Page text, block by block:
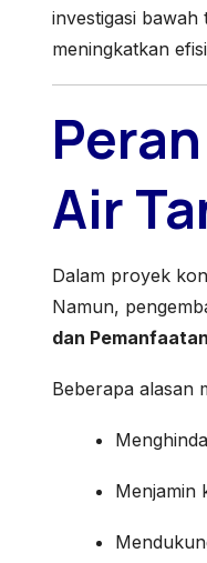
investigasi bawah
meningkatkan
Air
Dalam proyek
Namun,
dan
Beberapa alasan
Menjamin